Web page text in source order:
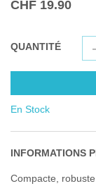
CHF 19.90
QUANTITÉ -
En Stock
INFORMATIONS
Compacte,